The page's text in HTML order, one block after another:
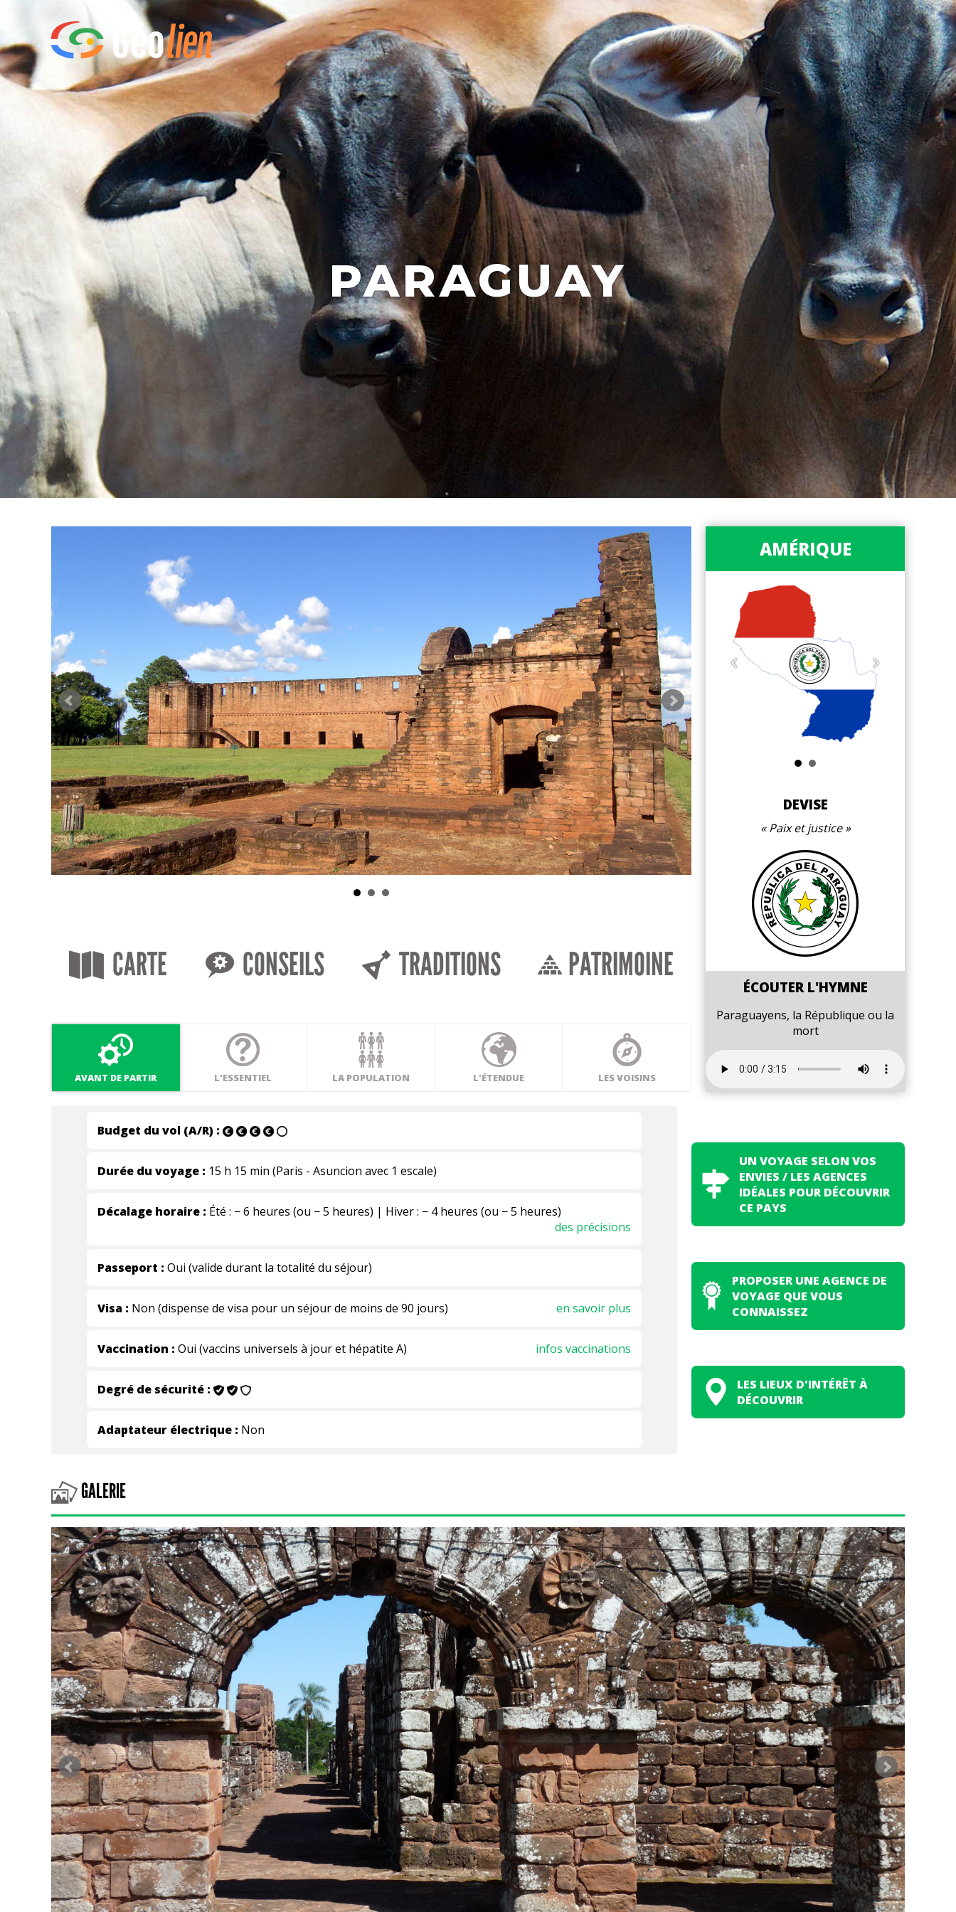
PARAGUAY
CARTE CONSEILS TRADITIONS PATRIMOINE
AVANT DE PARTIR L'ESSENTIEL LA POPULATION L'ÉTENDUE LES VOISINS
AMÉRIQUE
DEVISE
Paix et justice
ÉCOUTER L'HYMNE
Paraguayens, la République ou la
mort
Budget du vol (A/R) :
Durée du voyage : 15 h 15 min (Paris - Asuncion avec 1 escale)
Décalage horaire : Été : − 6 heures (ou − 5 heures) | Hiver : − 4 heures (ou − 5 heures)
des précisions
Passeport : Oui (valide durant la totalité du séjour)
Visa : Non (dispense de visa pour un séjour de moins de 90 jours) en savoir plus
Vaccination : Oui (vaccins universels à jour et hépatite A) infos vaccinations
Degré de sécurité :
Adaptateur électrique : Non
UN VOYAGE SELON VOS
ENVIES / LES AGENCES
IDÉALES POUR DÉCOUVRIR
CE PAYS
PROPOSER UNE AGENCE DE
VOYAGE QUE VOUS
CONNAISSEZ
LES LIEUX D'INTÉRÊT À
DÉCOUVRIR
GALERIE